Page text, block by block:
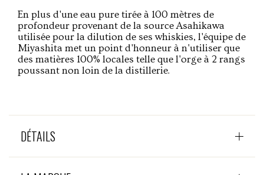
En plus d'une eau pure tirée à 100 mètres de
profondeur provenant de la source Asahikawa
utilisée pour la dilution de ses whiskies, l'équipe de
Miyashita met un point d'honneur à n'utiliser que
des matières 100% locales telle que l'orge à 2 rangs
poussant non loin de la distillerie.
DÉTAILS